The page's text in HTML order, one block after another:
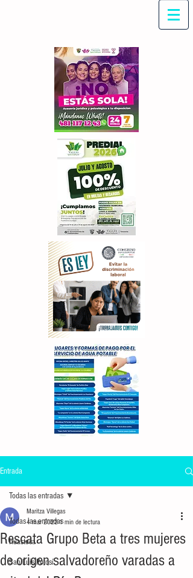
Entrada
Todas las entradas
Huasteca
San Luis Potosí
Todas las entradas
Rescata Grupo Beta a tres mujeres
de origen salvadoreño varadas a
Maritza Villegas
4 mar 20221 min de lectura